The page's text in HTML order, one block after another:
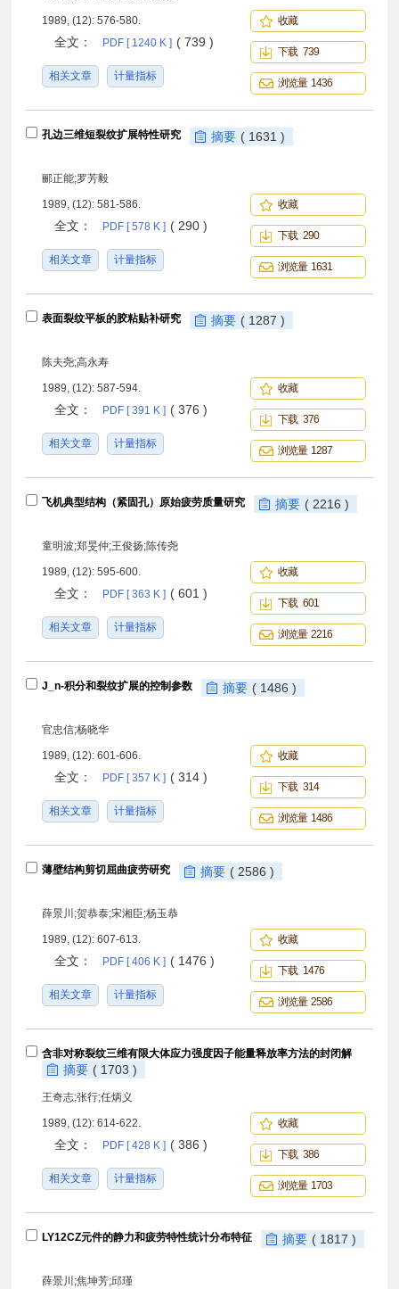
1989, (12): 576-580.
全文： PDF [ 1240 K ] ( 739 )
相关文章 计量指标
收藏
下载 739
浏览量 1436
孔边三维短裂纹扩展特性研究 摘要 ( 1631 )
郦正能;罗芳毅
1989, (12): 581-586.
全文： PDF [ 578 K ] ( 290 )
相关文章 计量指标
收藏
下载 290
浏览量 1631
表面裂纹平板的胶粘贴补研究 摘要 ( 1287 )
陈夫尧;高永寿
1989, (12): 587-594.
全文： PDF [ 391 K ] ( 376 )
相关文章 计量指标
收藏
下载 376
浏览量 1287
飞机典型结构（紧固孔）原始疲劳质量研究 摘要 ( 2216 )
童明波;郑旻仲;王俊扬;陈传尧
1989, (12): 595-600.
全文： PDF [ 363 K ] ( 601 )
相关文章 计量指标
收藏
下载 601
浏览量 2216
J_n-积分和裂纹扩展的控制参数 摘要 ( 1486 )
官忠信;杨晓华
1989, (12): 601-606.
全文： PDF [ 357 K ] ( 314 )
相关文章 计量指标
收藏
下载 314
浏览量 1486
薄壁结构剪切屈曲疲劳研究 摘要 ( 2586 )
薛景川;贺恭泰;宋湘臣;杨玉恭
1989, (12): 607-613.
全文： PDF [ 406 K ] ( 1476 )
相关文章 计量指标
收藏
下载 1476
浏览量 2586
含非对称裂纹三维有限大体应力强度因子能量释放率方法的封闭解
摘要 ( 1703 )
王奇志;张行;任炳义
1989, (12): 614-622.
全文： PDF [ 428 K ] ( 386 )
相关文章 计量指标
收藏
下载 386
浏览量 1703
LY12CZ元件的静力和疲劳特性统计分布特征 摘要 ( 1817 )
薛景川;焦坤芳;邱瑾